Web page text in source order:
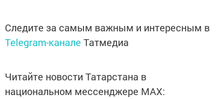
Следите за самым важным и интересным в
Telegram-канале Татмедиа
Читайте новости Татарстана в
национальном мессенджере MАХ: